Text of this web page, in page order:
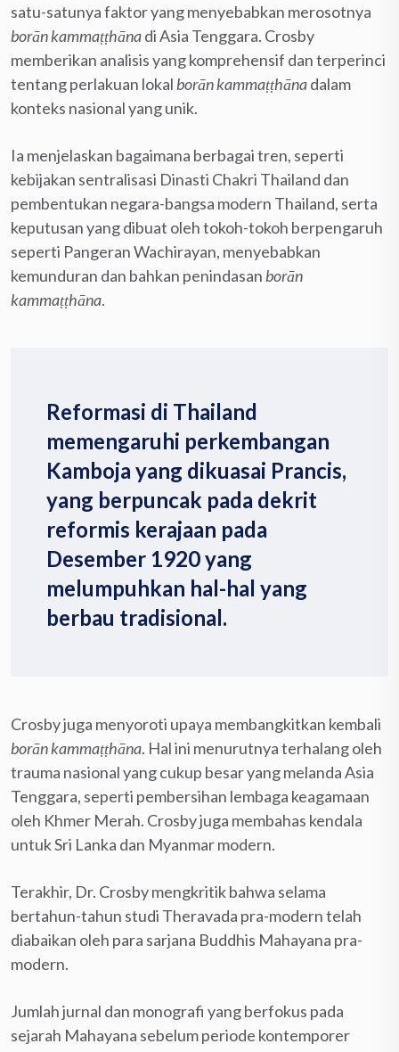
satu-satunya faktor yang menyebabkan merosotnya
borān kammaṭṭhānadi Asia Tenggara. Crosby
memberikan analisis yang komprehensif dan terperinci
tentang perlakuan lokal borān kammaṭṭhānadalam
konteks nasional yang unik.
Ia menjelaskan bagaimana berbagai tren, seperti
kebijakan sentralisasi Dinasti Chakri Thailand dan
pembentukan negara-bangsa modern Thailand, serta
keputusan yang dibuat oleh tokoh-tokoh berpengaruh
seperti Pangeran Wachirayan, menyebabkan
kemunduran dan bahkan penindasan borān
kammaṭṭhāna.
Reformasi di Thailand
memengaruhi perkembangan
Kamboja yang dikuasai Prancis,
yang berpuncak pada dekrit
reformis kerajaan pada
Desember 1920 yang
melumpuhkan hal-hal yang
berbau tradisional.
Crosby juga menyoroti upaya membangkitkan kembali
borān kammaṭṭhāna. Hal ini menurutnya terhalang oleh
trauma nasional yang cukup besar yang melanda Asia
Tenggara, seperti pembersihan lembaga keagamaan
oleh Khmer Merah. Crosby juga membahas kendala
untuk Sri Lanka dan Myanmar modern.
Terakhir, Dr. Crosby mengkritik bahwa selama
bertahun-tahun studi Theravada pra-modern telah
diabaikan oleh para sarjana Buddhis Mahayana pra-
modern.
Jumlah jurnal dan monografi yang berfokus pada
sejarah Mahayana sebelum periode kontemporer